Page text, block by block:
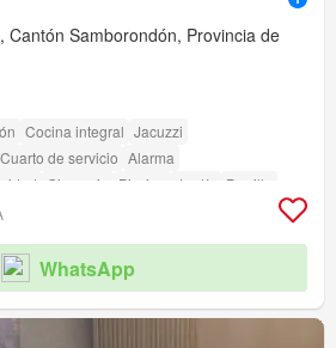
Cantón Samborondón, Provincia de
Cocina integral Jacuzzi
Cuarto de servicio Alarma
Gimnasio Piscina Jardín
Parrilla
WhatsApp